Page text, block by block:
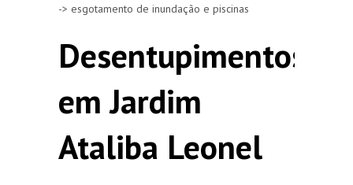
-> esgotamento de inundação e piscinas
Desentupimentos
em Jardim
Ataliba Leonel